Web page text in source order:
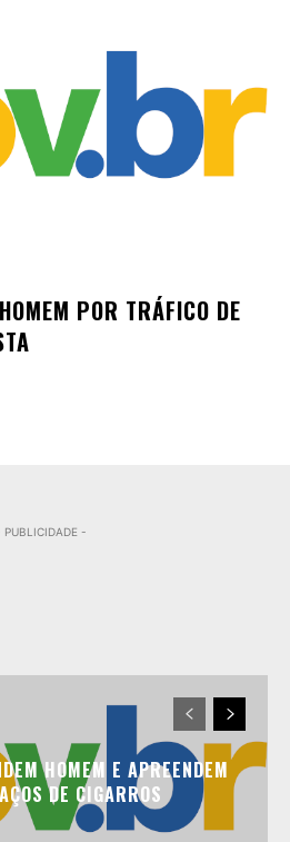
POR TRÁFICO DE
PUBLICIDADE -
HOMEM E APREENDEM
DE CIGARROS